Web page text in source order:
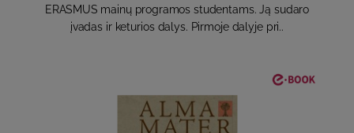
ERASMUS mainų programos studentams. Ją sudaro
įvadas ir keturios dalys. Pirmoje dalyje pri..